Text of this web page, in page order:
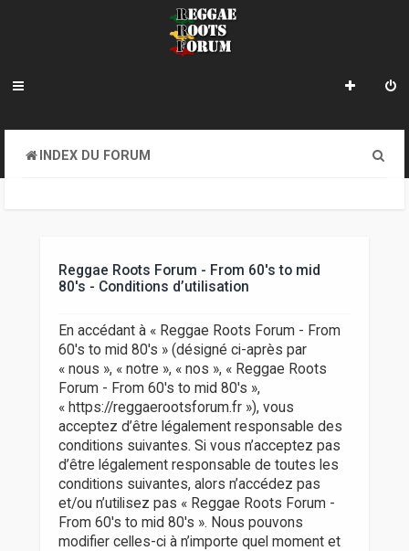
INDEX DU FORUM
Reggae Roots Forum - From 60's to mid
80's - Conditions d’utilisation
En accédant à « Reggae Roots Forum - From
60's to mid 80's » (désigné ci-après par
« nous », « notre », « nos », « Reggae Roots
Forum - From 60's to mid 80's »,
« https://reggaerootsforum.fr »), vous
acceptez d’être légalement responsable des
conditions suivantes. Si vous n’acceptez pas
d’être légalement responsable de toutes les
conditions suivantes, alors n’accédez pas
et/ou n’utilisez pas « Reggae Roots Forum -
From 60's to mid 80's ». Nous pouvons
modifier celles-ci à n’importe quel moment et